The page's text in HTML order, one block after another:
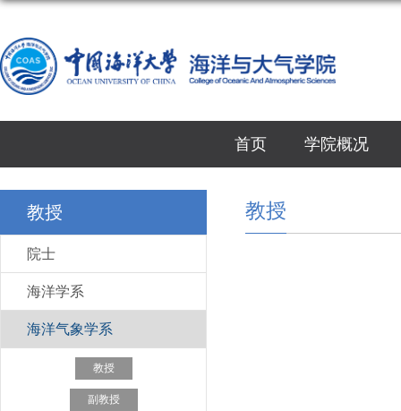
首页 学院概况
教授
院士
海洋学系
海洋气象学系
教授
副教授
教授